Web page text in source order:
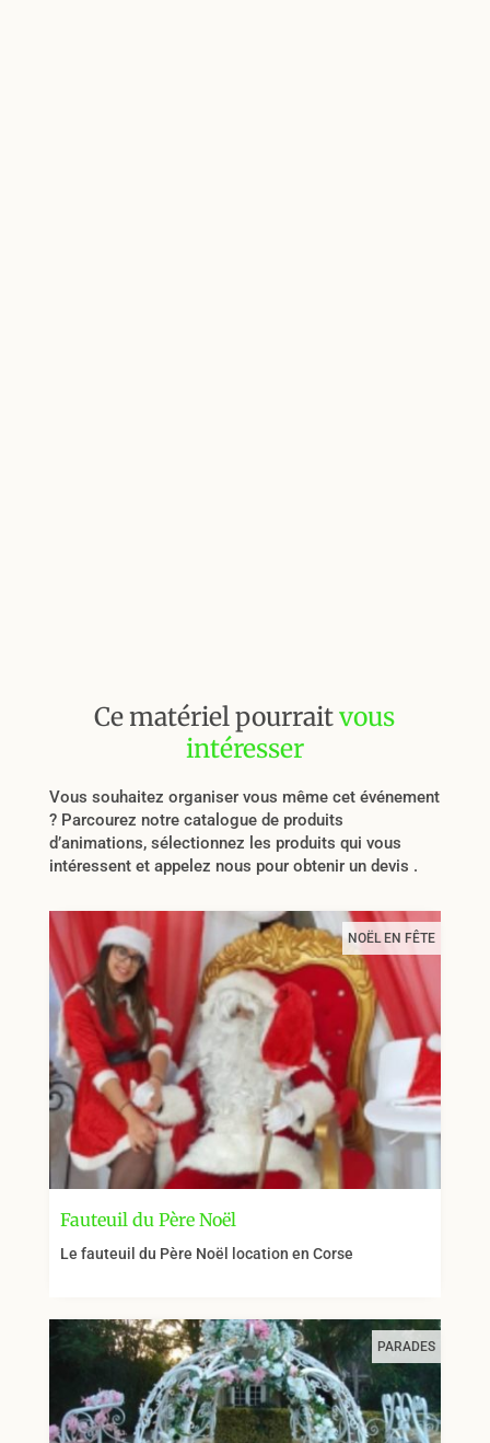
Ce matériel pourraitvous
intéresser
Vous souhaitez organiser vous même cet événement
? Parcourez notre catalogue de produits
d’animations, sélectionnez les produits qui vous
intéressent et appelez nous pour obtenir un devis .
Fauteuil du Père Noël
NOËL EN FÊTE
Le fauteuil du Père Noël location en Corse
PARADES